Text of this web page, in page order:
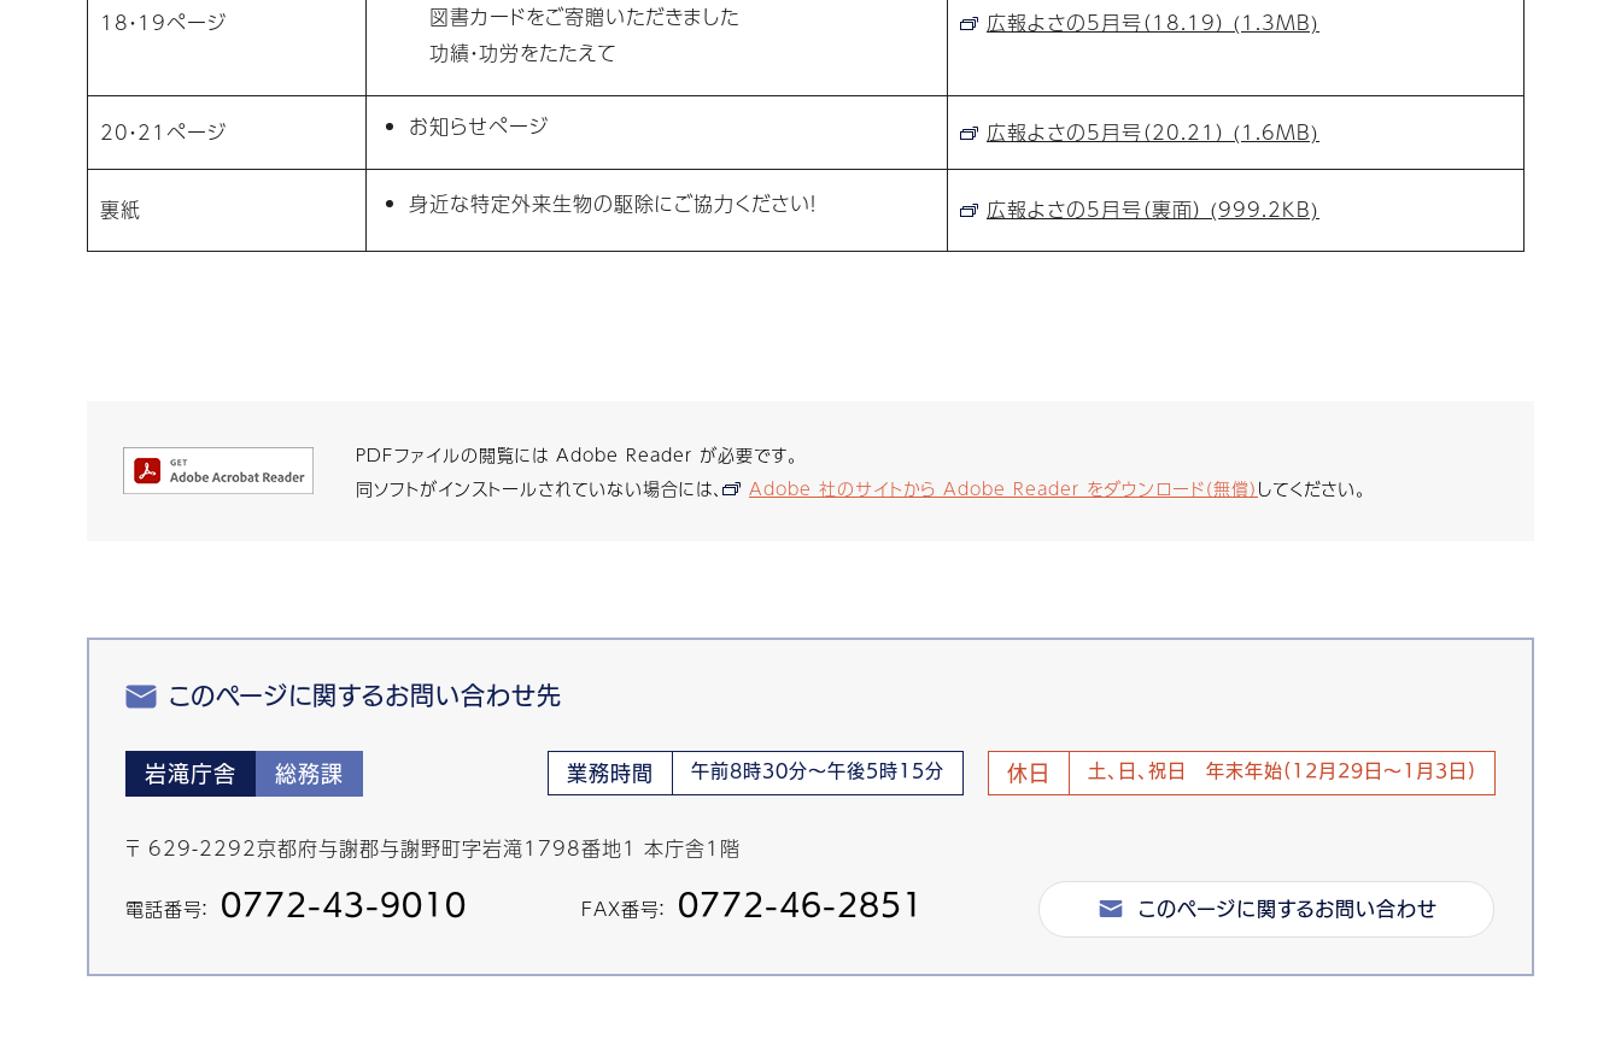
18・19ページ
図書カードをご寄贈いただきました
功績・功労をたたえて
広報よさの5月号（18.19） (1.3MB)
20・21ページ お知らせページ 広報よさの5月号（20.21） (1.6MB)
裏紙 身近な特定外来生物の駆除にご協力ください！ 広報よさの5月号（裏面） (999.2KB)
PDFファイルの閲覧には Adobe Reader が必要です。
同ソフトがインストールされていない場合には、
Adobe 社のサイトから Adobe Reader をダウンロード（無償）してください。
このページに関するお問い合わせ先
岩滝庁舎 総務課 業務時間 午前8時30分～午後5時15分 休日 土、日、祝日 年末年始(12月29日～1月3日)
〒 629-2292京都府与謝郡与謝野町字岩滝1798番地1 本庁舎1階
電話番号： 0772-43-9010 FAX番号： 0772-46-2851 このページに関するお問い合わせ